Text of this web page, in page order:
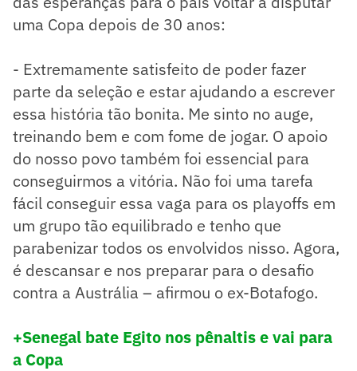
uma Copa depois de 30 anos:
- Extremamente satisfeito de poder fazer
parte da seleção e estar ajudando a escrever
essa história tão bonita. Me sinto no auge,
treinando bem e com fome de jogar. O apoio
do nosso povo também foi essencial para
conseguirmos a vitória. Não foi uma tarefa
fácil conseguir essa vaga para os playoffs em
um grupo tão equilibrado e tenho que
parabenizar todos os envolvidos nisso. Agora,
é descansar e nos preparar para o desafio
contra a Austrália – afirmou o ex-Botafogo.
+Senegal bate Egito nos pênaltis e vai para
a Copa